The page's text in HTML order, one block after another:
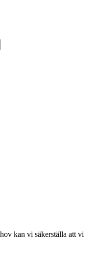
kan vi säkerställa att vi